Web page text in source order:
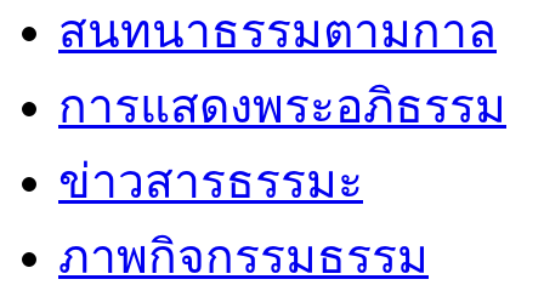
สนทนาธรรมตามกาล
การแสดงพระอภิธรรม
ข่าวสารธรรมะ
ภาพกิจกรรมธรรม